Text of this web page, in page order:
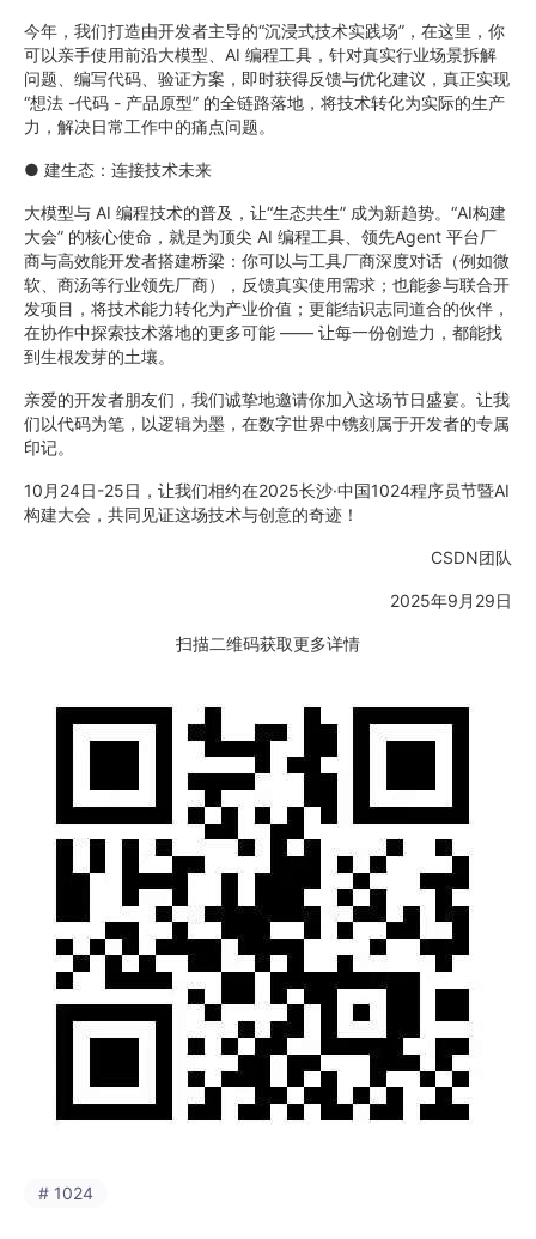
今年，我们打造由开发者主导的“沉浸式技术实践场”，在这里，你
可以亲手使用前沿大模型、AI 编程工具，针对真实行业场景拆解
问题、编写代码、验证方案，即时获得反馈与优化建议，真正实现
“想法 -代码 - 产品原型” 的全链路落地，将技术转化为实际的生产
力，解决日常工作中的痛点问题。
● 建生态：连接技术未来
大模型与 AI 编程技术的普及，让“生态共生” 成为新趋势。“AI构建
大会” 的核心使命，就是为顶尖 AI 编程工具、领先Agent 平台厂
商与高效能开发者搭建桥梁：你可以与工具厂商深度对话（例如微
软、商汤等行业领先厂商），反馈真实使用需求；也能参与联合开
发项目，将技术能力转化为产业价值；更能结识志同道合的伙伴，
在协作中探索技术落地的更多可能 —— 让每一份创造力，都能找
到生根发芽的土壤。
亲爱的开发者朋友们，我们诚挚地邀请你加入这场节日盛宴。让我
们以代码为笔，以逻辑为墨，在数字世界中镌刻属于开发者的专属
印记。
10月24日-25日，让我们相约在2025长沙·中国1024程序员节暨AI
构建大会，共同见证这场技术与创意的奇迹！
CSDN团队
2025年9月29日
扫描二维码获取更多详情
# 1024